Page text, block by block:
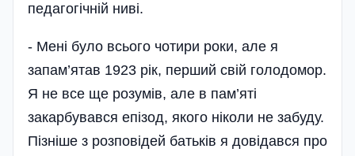
педагогічній ниві.
- Мені було всього чотири роки, але я
запам’ятав 1923 рік, перший свій голодомор.
Я не все ще розумів, але в пам’яті
закарбувався епізод, якого ніколи не забуду.
Пізніше з розповідей батьків я довідався про